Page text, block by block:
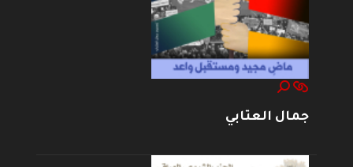
جمال العتابي